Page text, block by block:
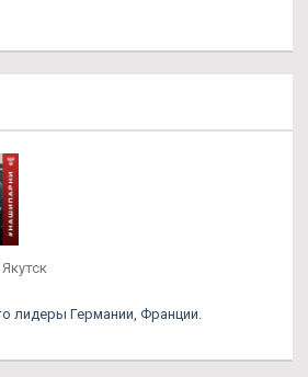
лидеры Германии, Франции.